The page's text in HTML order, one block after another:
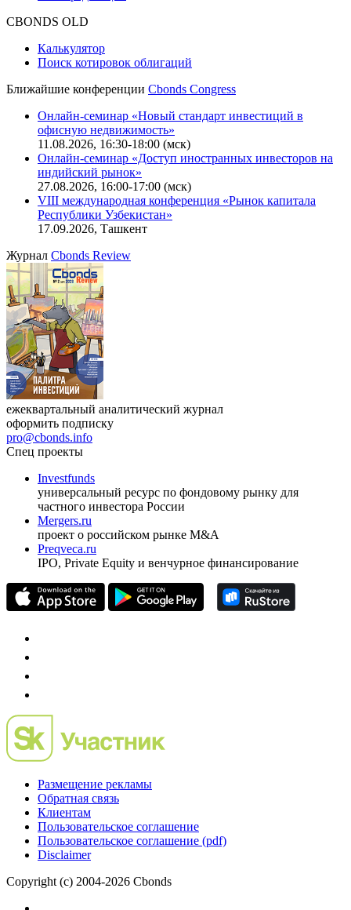
Оферта для юридических лиц
IT-аккредитация
Поиск котировок облигаций
Ближайшие конференцииCbonds Congress
Онлайн-семинар «Новый стандарт инвестиций в
офисную недвижимость»
11.08.2026, 16:30-18:00 (мск)
Онлайн-семинар «Доступ иностранных инвесторов на
индийский рынок»
VIII международная конференция «Рынок капитала
Республики Узбекистан»
17.09.2026, Ташкент
ЖурналCbonds Review
оформить подписку
pro@cbonds.info
Спец проекты
Investfunds
универсальный ресурс по фондовому рынку для
частного инвестора России
проект о российском рынке M&A
Preqveca.ru
Размещение рекламы
Обратная связь
Пользовательское соглашение